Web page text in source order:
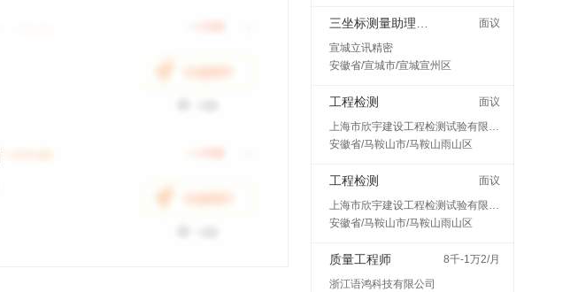
面议
宣城立讯精密
安徽省/宣城市/宣城宣州区
工程检测
面议
上海市欣宇建设工程检测试验有限公司马鞍山分公司
安徽省/马鞍山市/马鞍山雨山区
工程检测
面议
上海市欣宇建设工程检测试验有限公司马鞍山分公司
安徽省/马鞍山市/马鞍山雨山区
质量工程师
8千-1万2/月
浙江语鸿科技有限公司